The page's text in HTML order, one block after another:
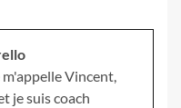
Vincent,
je suis coach